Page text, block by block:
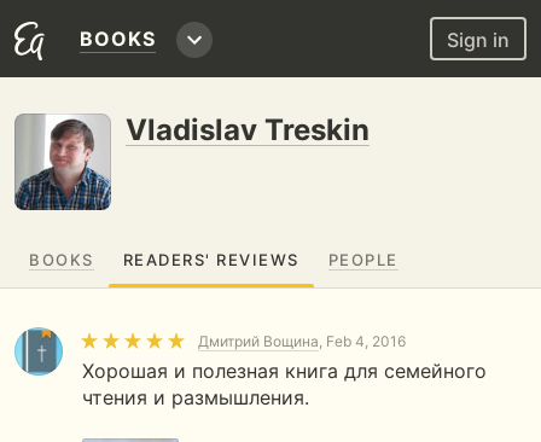
BOOKS Sign in
Vladislav Treskin
BOOKS READERS' REVIEWS PEOPLE
Дмитрий Вощина, Feb 4, 2016
Хорошая и полезная книга для семейного
чтения и размышления.